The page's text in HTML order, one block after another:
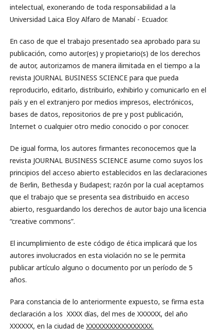
intelectual, exonerando de toda responsabilidad a la
Universidad Laica Eloy Alfaro de Manabí - Ecuador.
En caso de que el trabajo presentado sea aprobado para su
publicación, como autor(es) y propietario(s) de los derechos
de autor, autorizamos de manera ilimitada en el tiempo a la
revista JOURNAL BUSINESS SCIENCE para que pueda
reproducirlo, editarlo, distribuirlo, exhibirlo y comunicarlo en el
país y en el extranjero por medios impresos, electrónicos,
bases de datos, repositorios de pre y post publicación,
Internet o cualquier otro medio conocido o por conocer.
De igual forma, los autores firmantes reconocemos que la
revista JOURNAL BUSINESS SCIENCE asume como suyos los
principios del acceso abierto establecidos en las declaraciones
de Berlin, Bethesda y Budapest; razón por la cual aceptamos
que el trabajo que se presenta sea distribuido en acceso
abierto, resguardando los derechos de autor bajo una licencia
“creative commons”.
El incumplimiento de este código de ética implicará que los
autores involucrados en esta violación no se le permita
publicar artículo alguno o documento por un período de 5
años.
Para constancia de lo anteriormente expuesto, se firma esta
declaración a los XXXX días, del mes de XXXXXX, del año
XXXXXX, en la ciudad de XXXXXXXXXXXXXXXXX.